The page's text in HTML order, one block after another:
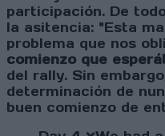
participación. De
la asitencia: "Esta
problema que nos
comienzo que
del rally. Sin
determinación de
buen comienzo de